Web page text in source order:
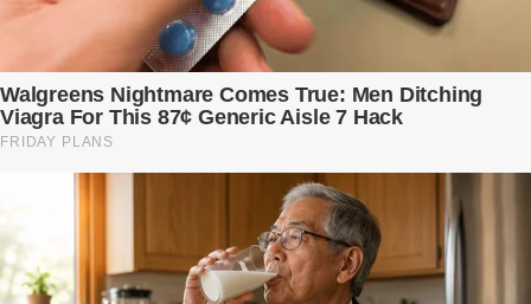
xuống bàn ly n...